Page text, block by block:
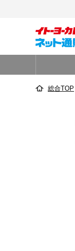
総合TOP